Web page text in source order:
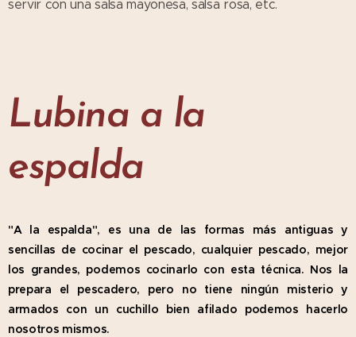
servir con una salsa mayonesa, salsa rosa, etc.
Lubina a la
espalda
"A la espalda", es una de las formas más antiguas y
sencillas de cocinar el pescado, cualquier pescado, mejor
los grandes, podemos cocinarlo con esta técnica. Nos la
prepara el pescadero, pero no tiene ningún misterio y
armados con un cuchillo bien afilado podemos hacerlo
nosotros mismos.